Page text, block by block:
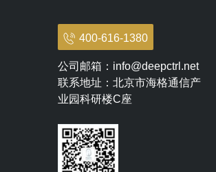
400-616-1380
公司邮箱：info@deepctrl.net
联系地址：北京市海格通信产
业园科研楼C座